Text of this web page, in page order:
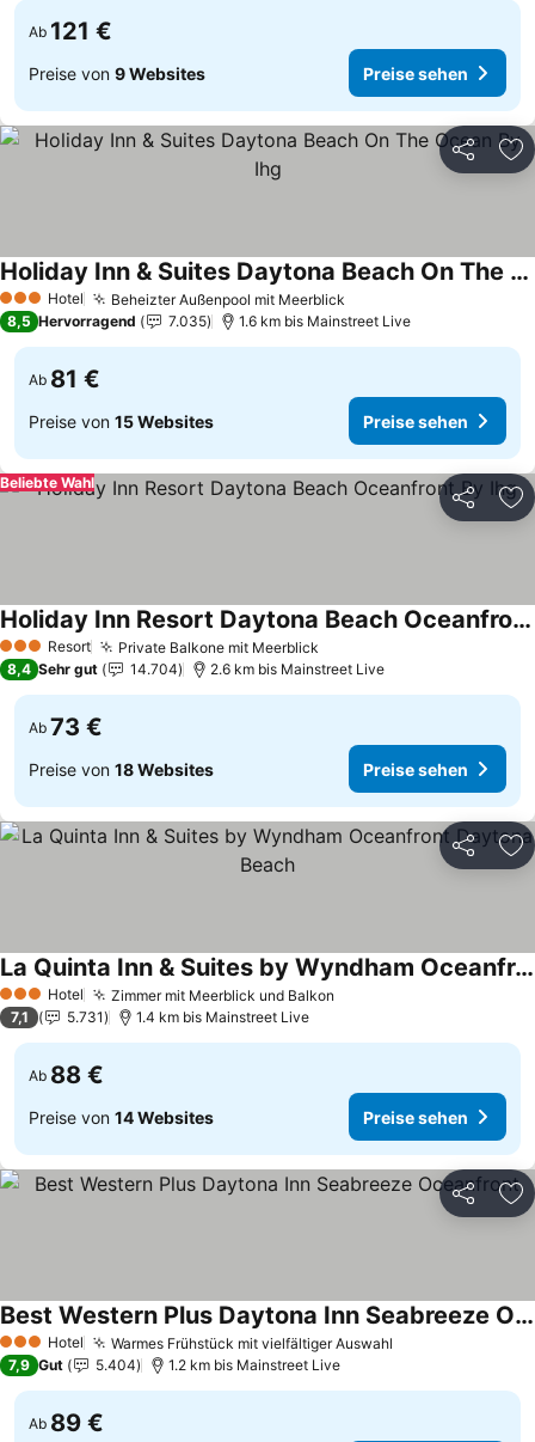
Ab 121 €
Preise von 9 Websites Preise sehen
Teilen
3 SterneHotel Beheizter Außenpool mit Meerblick
Holiday Inn & Suites Daytona Beach On The Ocean By Ihg
Preise sehen
8,5 Hervorragend 7.035 1.6 km bis Mainstreet Live
Ab 81 €
Preise von 15 Websites Preise sehen
Teilen
Beliebte Wahl
3 SterneResort Private Balkone mit Meerblick
Holiday Inn Resort Daytona Beach Oceanfront By Ihg
Preise sehen
8,4 Sehr gut 14.704 2.6 km bis Mainstreet Live
Ab 73 €
Preise von 18 Websites Preise sehen
Teilen
3 SterneHotel Zimmer mit Meerblick und Balkon
La Quinta Inn & Suites by Wyndham Oceanfront Daytona Beach
Preise sehen
7,1 5.731 1.4 km bis Mainstreet Live
Ab 88 €
Preise von 14 Websites Preise sehen
Teilen
3 SterneHotel Warmes Frühstück mit vielfältiger Auswahl
Best Western Plus Daytona Inn Seabreeze Oceanfront
Preise sehen
7,9 Gut 5.404 1.2 km bis Mainstreet Live
Ab 89 €